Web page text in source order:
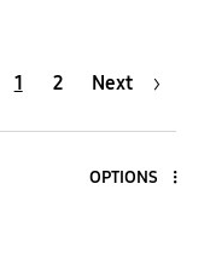
1 2 Next
OPTIONS